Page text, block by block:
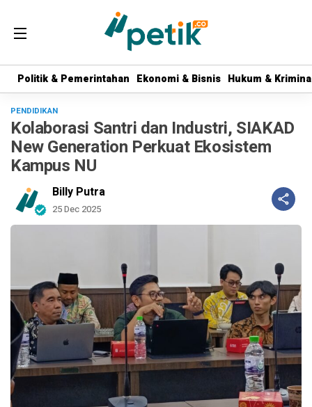
Politik & Pemerintahan Ekonomi & Bisnis Hukum &
Politik & Pemerintahan Ekonomi & Bisnis Hukum &
PENDIDIKAN
Kolaborasi Santri dan Industri, SIAKAD
New Generation Perkuat Ekosistem
Kampus NU
Billy Putra
25 Dec 2025